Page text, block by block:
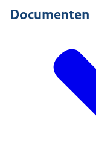
Documenten